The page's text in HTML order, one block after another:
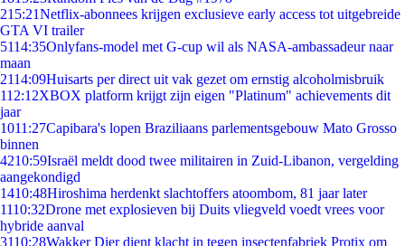
215:21Netflix-abonnees krijgen exclusieve early access tot uitgebreide
GTA VI trailer
5114:35Onlyfans-model met G-cup wil als NASA-ambassadeur naar
maan
2114:09Huisarts per direct uit vak gezet om ernstig alcoholmisbruik
112:12XBOX platform krijgt zijn eigen "Platinum" achievements dit
jaar
1011:27Capibara's lopen Braziliaans parlementsgebouw Mato Grosso
binnen
4210:59Israël meldt dood twee militairen in Zuid-Libanon, vergelding
aangekondigd
1410:48Hiroshima herdenkt slachtoffers atoombom, 81 jaar later
1110:32Drone met explosieven bij Duits vliegveld voedt vrees voor
hybride aanval
3110:28Wakker Dier dient klacht in tegen insectenfabriek Protix om